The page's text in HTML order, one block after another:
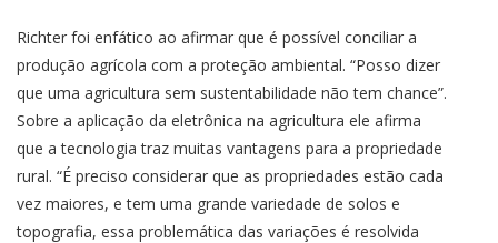
Richter foi enfático ao afirmar que é possível conciliar a
produção agrícola com a proteção ambiental. “Posso dizer
que uma agricultura sem sustentabilidade não tem chance”.
Sobre a aplicação da eletrônica na agricultura ele afirma
que a tecnologia traz muitas vantagens para a propriedade
rural. “É preciso considerar que as propriedades estão cada
vez maiores, e tem uma grande variedade de solos e
topografia, essa problemática das variações é resolvida